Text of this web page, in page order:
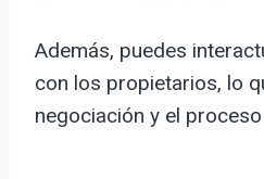
Además, puedes
con los propietarios, lo
negociación y el